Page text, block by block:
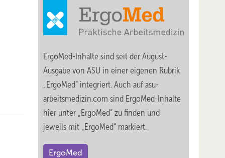
zu
ErgoMed-Inhalte sind seit der August-
Ausgabe von ASU in einer eigenen Rubrik
„ErgoMed“ integriert. Auch auf asu-
arbeitsmedizin.com sind ErgoMed-Inhalte
hier unter „ErgoMed“ zu finden und
jeweils mit „ErgoMed“ markiert.
ErgoMed